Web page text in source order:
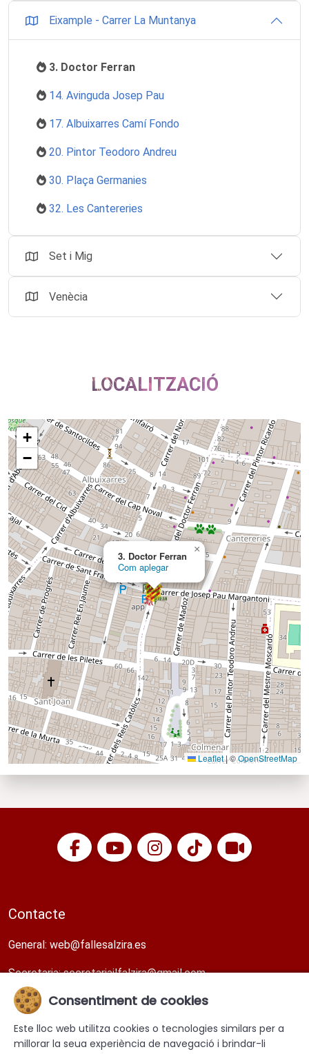
Eixample - Carrer La Muntanya
3. Doctor Ferran
14. Avinguda Josep Pau
17. Albuixarres Camí Fondo
20. Pintor Teodoro Andreu
30. Plaça Germanies
32. Les Cantereries
Set i Mig
Venècia
LOCALITZACIÓ
3. Doctor Ferran
Com aplegar
×
+
−
Leaflet |©OpenStreetMap
Contacte
General: web@fallesalzira.es​
Secretaria:secretariajlfalzira@gmail.com​
Direcció
Carrer Faustí Blasco 11, tercera planta. Alzira. València.
Consentiment de cookies
Este lloc web utilitza cookies o tecnologies similars per a
millorar la seua experiència de navegació i brindar-li